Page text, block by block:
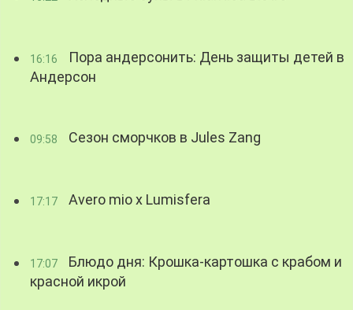
16:16
Пора андерсонить: День защиты детей в
Андерсон
09:58 Сезон сморчков в Jules Zang
17:17 Avero mio x Lumisfera
17:07
Блюдо дня: Крошка-картошка с крабом и
красной икрой